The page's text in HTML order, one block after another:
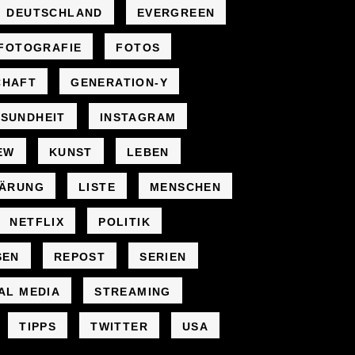
DEUTSCHLAND EVERGREEN
FOTOS
GENERATION-Y
INSTAGRAM
KUNST LEBEN
LISTE MENSCHEN
NETFLIX POLITIK
REPOST SERIEN
MEDIA STREAMING
TIPPS TWITTER USA